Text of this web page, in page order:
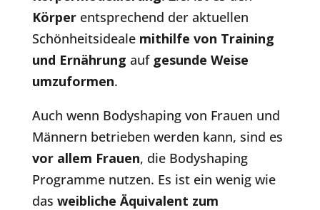
Körperentsprechend der aktuellen
Schönheitsideale mithilfe von Training
und Ernährung auf gesunde Weise
umzuformen.
Auch wenn Bodyshaping von Frauen und
Männern betrieben werden kann, sind es
vor allem Frauen, die Bodyshaping
Programme nutzen. Es ist ein wenig wie
das weibliche Äquivalent zum